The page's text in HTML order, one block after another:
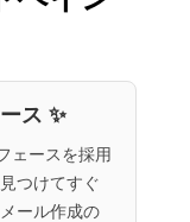
ス ✨
ェースを採用
つけてすぐ
ール作成の